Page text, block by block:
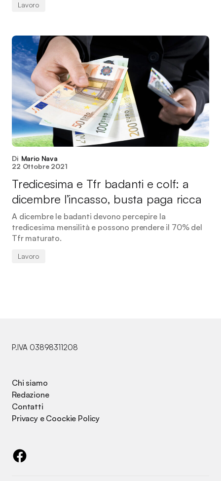
Lavoro
Di Mario Nava
22 Ottobre 2021
Tredicesima e Tfr badanti e colf: a
dicembre l’incasso, busta paga ricca
A dicembre le badanti devono percepire la
tredicesima mensilità e possono prendere il 70% del
Tfr maturato.
Lavoro
P.IVA 03898311208
Chi siamo
Redazione
Contatti
Privacy e Coockie Policy